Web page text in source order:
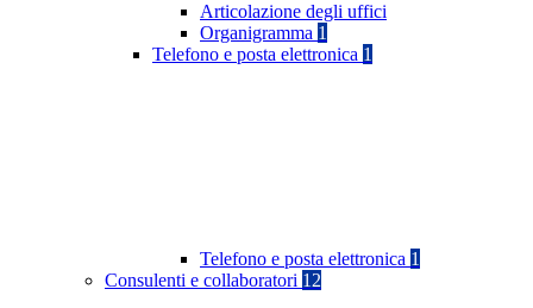
Articolazione degli uffici
Organigramma 1
Telefono e posta elettronica 1
Telefono e posta elettronica 1
Consulenti e collaboratori 12